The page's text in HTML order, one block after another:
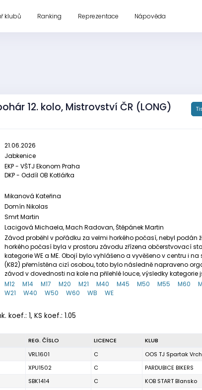
klubů Ranking Reprezentace Nápověda
12. kolo, Mistrovství ČR (LONG)
21.06.2026
Jabkenice
EKP - VŠTJ Ekonom Praha
DKP - Oddíl OB Kotlářka
Mikanová Kateřina
Domín Nikolas
Smrt Martin
Lacigová Michaela, Mach Radovan, Štěpánek Martin
Závod proběhl v pořádku za velmi horkého počasí, nebyl podán
horkého počasí byla v prostoru závodu zřízena občerstvovací
kategorie WE a ME. Obojí bylo vyhlášeno a vyvěšeno v centru i
(K82) přemístěna cizí osobou, toto bylo následně napraveno
závod v dovednosti na kole na přilehlé louce, výsledky
M12 M14 M17 M20 M21 M40 M45 M50 M55 M60
W21
W40 W50 W60 WB WE
koef.: 1, KS koef.: 1.05
REG. ČÍSLO LICENCE KLUB
VRL1601 C OOS TJ Spartak
XPU1502 C PARDUBICE BIKERS
SBK1414 C KOB START Blansko